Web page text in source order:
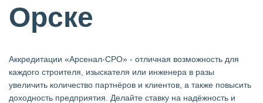
Орске
Аккредитации «Арсенал-СРО» - отличная возможность для
каждого строителя, изыскателя или инженера в разы
увеличить количество партнёров и клиентов, а также повысить
доходность предприятия. Делайте ставку на надёжность и